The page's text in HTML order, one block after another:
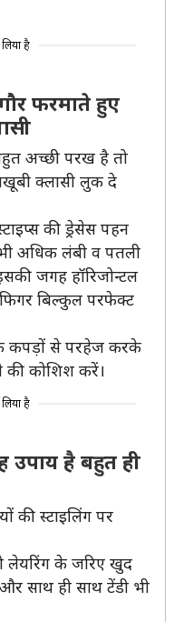
है
फरमाते हुए
अच्छी परख है तो
क्लासी लुक दे
की ड्रेसेस पहन
अधिक लंबी व पतली
जगह हॉरिजोन्टल
फिगर बिल्कुल परफेक्ट
कपड़ों से परहेज करके
कोशिश करें।
है
उपाय है बहुत ही
की स्टाइलिंग पर
लेयरिंग के जरिए खुद
साथ ही साथ टेंडी भी